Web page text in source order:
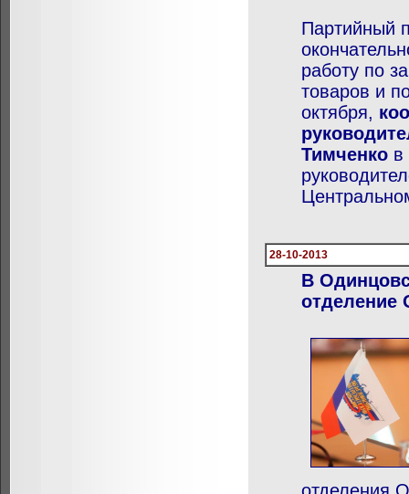
Партийный
работу по
товаров и
октября,
Тимченко в
28-10-2013
В
отделение